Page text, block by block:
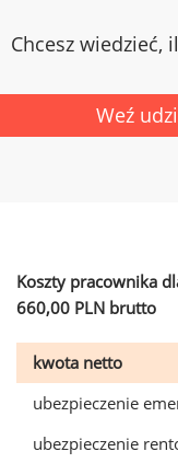
Chcesz wiedzieć,
Weź
Koszty pracownika
660,00 PLN brutto
kwota netto
ubezpieczenie
ubezpieczenie